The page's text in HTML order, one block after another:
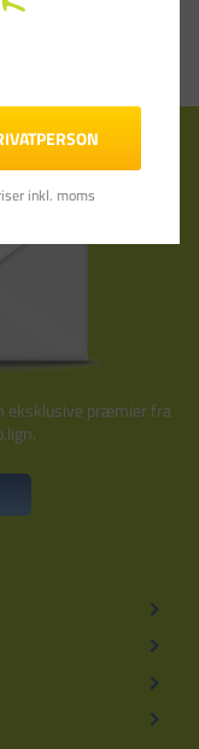
eksklusive præmier fra
inkl. moms